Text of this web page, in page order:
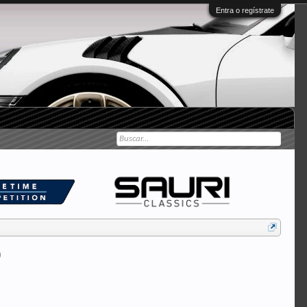
Entra o regístrate